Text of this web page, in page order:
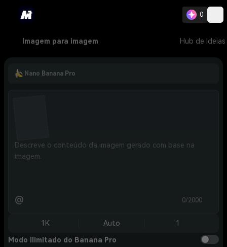
0
Imagem para imagem Hub de Ideias
Nano Banana Pro
@ 0/2000
1K Auto 1
Modo Ilimitado do Banana Pro